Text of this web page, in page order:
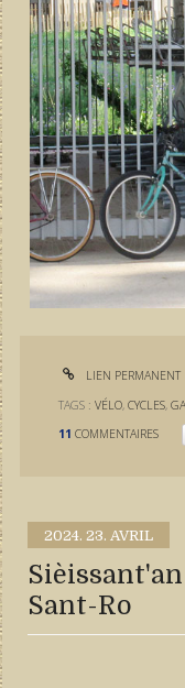
LIEN PERMANENT
TAGS :VÉLO,CYCLES,
11 COMMENTAIRES
2024. 23. AVRIL
Sant-Ro